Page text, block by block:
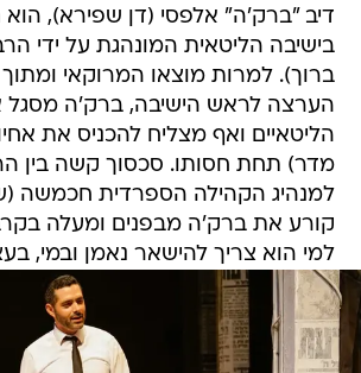
דיב "ברק'ה" אלפסי (דן שפירא),
בישיבה הליטאית המונהגת על ידי
ברוך). למרות מוצאו המרוקאי
הערצה לראש הישיבה, ברק'ה מסגל
הליטאיים ואף מצליח להכניס את
מדר) תחת חסותו. סכסוך קשה בין
למנהיג הקהילה הספרדית חכמשה
קורע את ברק'ה מבפנים ומעלה
למי הוא צריך להישאר נאמן ובמי,